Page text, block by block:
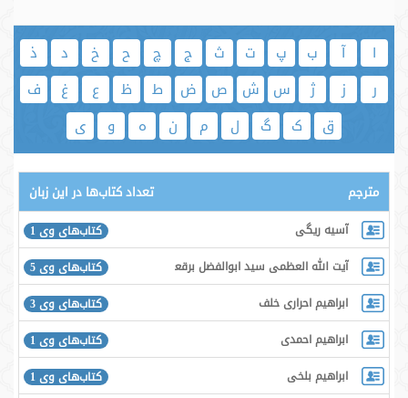
ا آ ب پ ت ث ج چ ح خ د
ذ
ر
ز ژ س ش ص ض ط ظ ع غ
ف
ق
ک گ ل م ن ه و ی
مترجم تعداد کتاب‌ها در این زبان
آسیه ریگی
کتاب‌های وی 1
آیت الله العظمی سید ابوالفضل برقعی قمی
کتاب‌های وی 5
ابراهیم احراری خلف
کتاب‌های وی 3
ابراهیم احمدی
کتاب‌های وی 1
ابراهیم بلخی
کتاب‌های وی 1